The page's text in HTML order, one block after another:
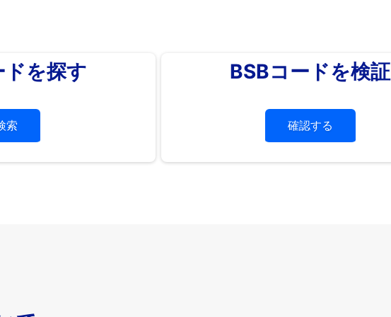
を探す
索
BSBコードを検証
確認する